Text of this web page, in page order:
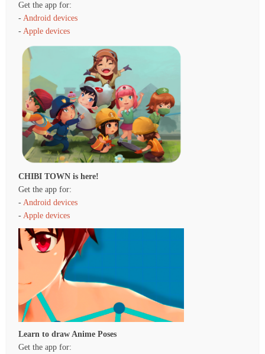
Get the app for:
-Android devices
-Apple devices
CHIBI TOWN is here!
Get the app for:
-Android devices
-Apple devices
Learn to draw Anime Poses
Get the app for: